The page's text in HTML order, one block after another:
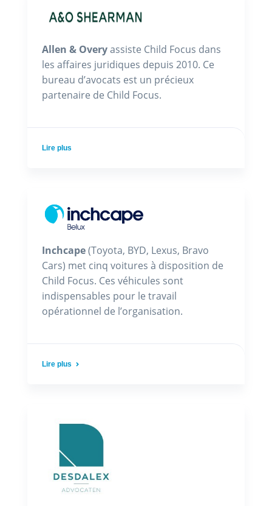
Allen & Overyassiste Child Focus dans
les affaires juridiques depuis 2010. Ce
bureau d’avocats est un précieux
partenaire de Child Focus.
Lire plus
Inchcape(Toyota, BYD, Lexus, Bravo
Cars) met cinq voitures à disposition de
Child Focus. Ces véhicules sont
indispensables pour le travail
opérationnel de l’organisation.
Lire plus